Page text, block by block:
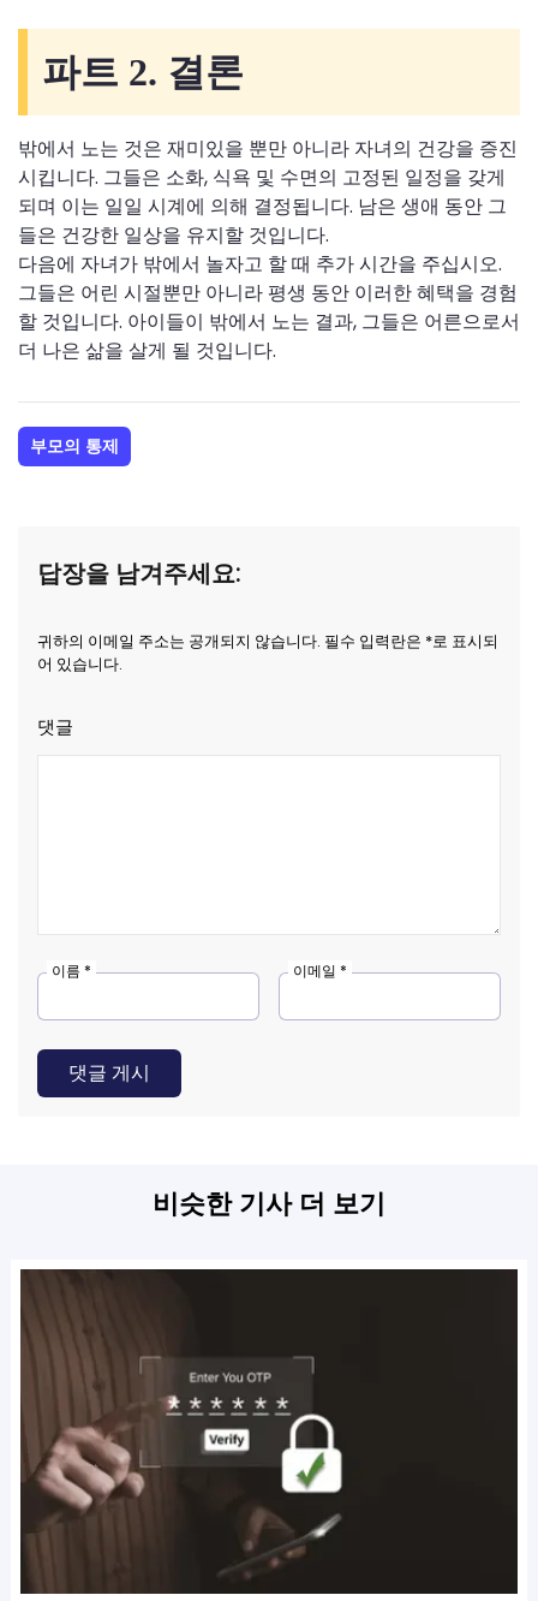
파트 2. 결론
밖에서 노는 것은 재미있을 뿐만 아니라 자녀의 건강을 증진
시킵니다. 그들은 소화, 식욕 및 수면의 고정된 일정을 갖게
되며 이는 일일 시계에 의해 결정됩니다. 남은 생애 동안 그
들은 건강한 일상을 유지할 것입니다.
다음에 자녀가 밖에서 놀자고 할 때 추가 시간을 주십시오.
그들은 어린 시절뿐만 아니라 평생 동안 이러한 혜택을 경험
할 것입니다. 아이들이 밖에서 노는 결과, 그들은 어른으로서
더 나은 삶을 살게 될 것입니다.
부모의 통제
답장을 남겨주세요:
귀하의 이메일 주소는 공개되지 않습니다. 필수 입력란은 *로 표시되
어 있습니다.
댓글
이름 * 이메일 *
댓글 게시
비슷한 기사 더 보기